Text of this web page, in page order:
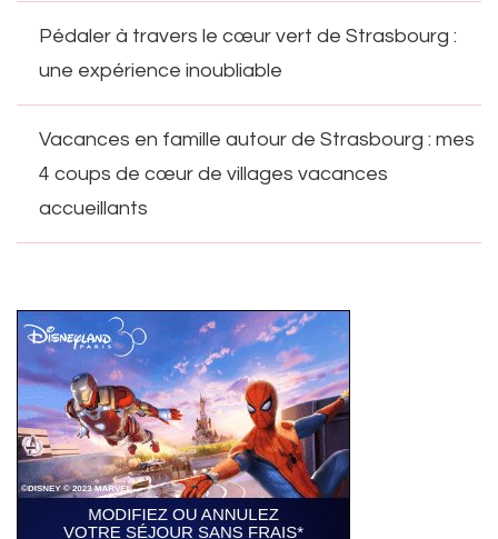
Pédaler à travers le cœur vert de Strasbourg :
une expérience inoubliable
Vacances en famille autour de Strasbourg : mes
4 coups de cœur de villages vacances
accueillants